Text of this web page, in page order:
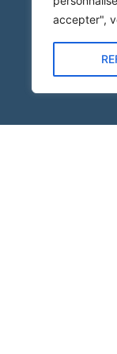
accepter",